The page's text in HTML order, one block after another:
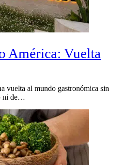
América: Vuelta
vuelta al mundo gastronómica sin
ni de…